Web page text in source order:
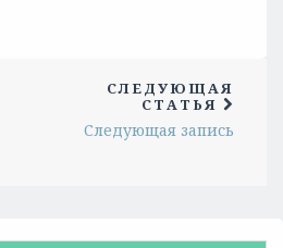
СЛЕДУЮЩАЯ
СТАТЬЯ
Следующая запись